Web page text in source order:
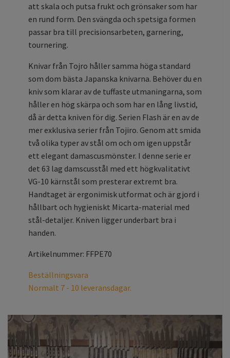
att skala och putsa frukt och grönsaker som har
en rund form. Den svängda och spetsiga formen
passar bra till precisionsarbeten, garnering,
tournering.
Knivar från Tojro håller samma höga standard
som dom bästa Japanska knivarna. Behöver du en
kniv som klarar av de tuffaste utmaningarna, som
håller en hög skärpa och som har en lång livstid,
då är detta kniven för dig. Serien Flash är en av de
mer exklusiva serier från Tojiro. Genom att smida
två olika typer av stål om och om igen uppstår
ett elegant damascusmönster. I denne serie er
det 63 lag damscusstål med ett högkvalitativt
VG-10 kärnstål som presterar extremt bra.
Handtaget är ergonimisk utformat och är gjord i
hållbart och hygieniskt Micarta-material med
stål-detaljer. Kniven ligger underbart bra i
handen.
Artikelnummer: FFPE70
Beställningsvara
Normalt 7 - 10 leveransdagar.